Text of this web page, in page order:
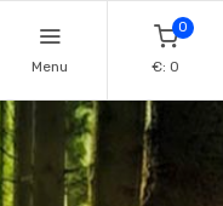
Menu
0
€: 0